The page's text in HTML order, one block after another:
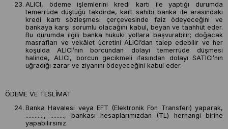
ALICI, ödeme işlemlerini kredi kartı ile yaptığı durumda
temerrüde düştüğü takdirde, kart sahibi banka ile arasındaki
kredi kartı sözleşmesi çerçevesinde faiz ödeyeceğini ve
bankaya karşı sorumlu olacağını kabul, beyan ve taahhüt eder.
Bu durumda ilgili banka hukuki yollara başvurabilir; doğacak
masrafları ve vekâlet ücretini ALICI’dan talep edebilir ve her
koşulda ALICI’nın borcundan dolayı temerrüde düşmesi
halinde, ALICI, borcun gecikmeli ifasından dolayı SATICI’nın
uğradığı zarar ve ziyanını ödeyeceğini kabul eder.
ÖDEME VE TESLİMAT
Banka Havalesi veya EFT (Elektronik Fon Transferi) yaparak,
............, ........., bankası hesaplarımızdan (TL) herhangi birine
yapabilirsiniz.